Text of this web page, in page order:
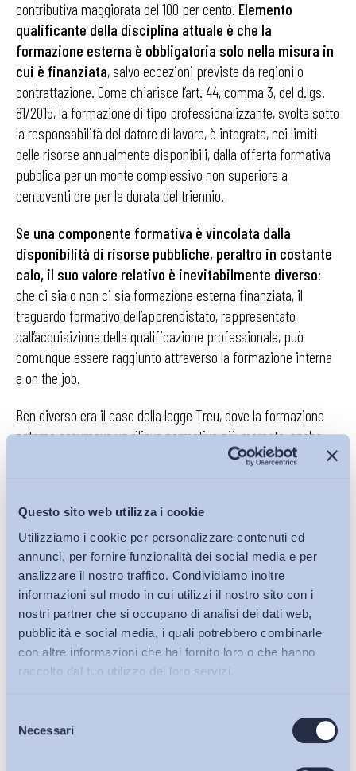
Questo sito web utilizza i cookie
Utilizziamo i cookie per personalizzare contenuti ed
annunci, per fornire funzionalità dei social media e per
analizzare il nostro traffico. Condividiamo inoltre
informazioni sul modo in cui utilizzi il nostro sito con i
nostri partner che si occupano di analisi dei dati web,
pubblicità e social media, i quali potrebbero combinarle
con altre informazioni che hai fornito loro o che hanno
raccolto dal tuo utilizzo dei loro servizi.
delNecessariBollettini ADAPT
contributiva maggiorata del 100 per cento. Elemento
qualificante della disciplina attuale è che la
formazione esterna è obbligatoria solo nella misura in
cui è finanziata, salvo eccezioni previste da regioni o
contrattazione. Come chiarisce l’art. 44, comma 3, del d.lgs.
81/2015, la formazione di tipo professionalizzante, svolta sotto
la responsabilità del datore di lavoro, è integrata, nei limiti
delle risorse annualmente disponibili, dalla offerta formativa
pubblica per un monte complessivo non superiore a
centoventi ore per la durata del triennio.
Se una componente formativa è vincolata dalla
disponibilità di risorse pubbliche, peraltro in costante
calo, il suo valore relativo è inevitabilmente diverso:
che ci sia o non ci sia formazione esterna finanziata, il
traguardo formativo dell’apprendistato, rappresentato
dall’acquisizione della qualificazione professionale, può
comunque essere raggiunto attraverso la formazione interna
e on the job.
Ben diverso era il caso della legge Treu, dove la formazione
esterna assumeva un rilievo normativo più marcato, anche
perché la perdita del beneficio era espressamente collegata
Tuttavia, appare opportuno evidenziare come la decisione
assuma rilevanza non solo con riferimento alla formazione
esterna prevista dalla normativa sopra richiamata, tra l’altro
non più in vigore, ma soprattutto perché conserva ancora
piena attualità nell’attuale cornice legislativa del d.lgs. n.
81/2015. Difatti, la pronuncia valorizza un principio più
generale: la decadenza dai benefici contributivi non può
dell’inadempimento e della sua effettiva incidenza sulla